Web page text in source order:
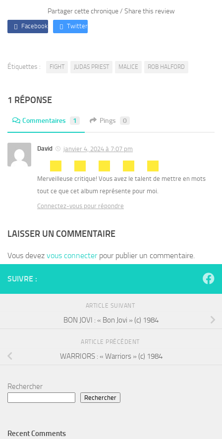
Partager cette chronique / Share this review
Facebook Twitter
Étiquettes : FIGHT JUDAS PRIEST MALICE ROB HALFORD
1 RÉPONSE
Commentaires 1 Pings 0
David janvier 4, 2024 à 7:07 pm
Merveilleuse critique! Vous avez le talent de mettre en mots
tout ce que cet album représente pour moi.
Connectez-vous pour répondre
LAISSER UN COMMENTAIRE
Vous devez vous connecterpour publier un commentaire.
SUIVRE :
ARTICLE SUIVANT
BON JOVI : « Bon Jovi » (c) 1984
ARTICLE PRÉCÉDENT
WARRIORS : « Warriors » (c) 1984
Rechercher
Rechercher
Recent Comments